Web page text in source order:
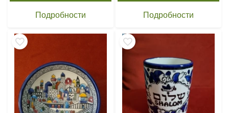
Подробности Подробности